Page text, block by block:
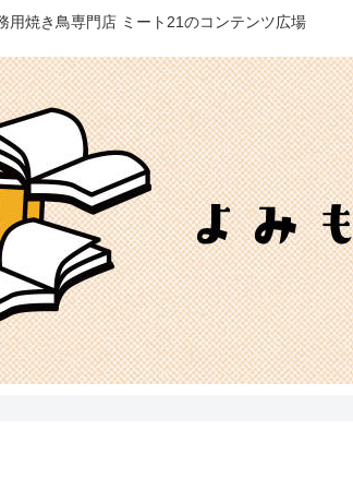
用焼き鳥専門店 ミート21のコンテンツ広場